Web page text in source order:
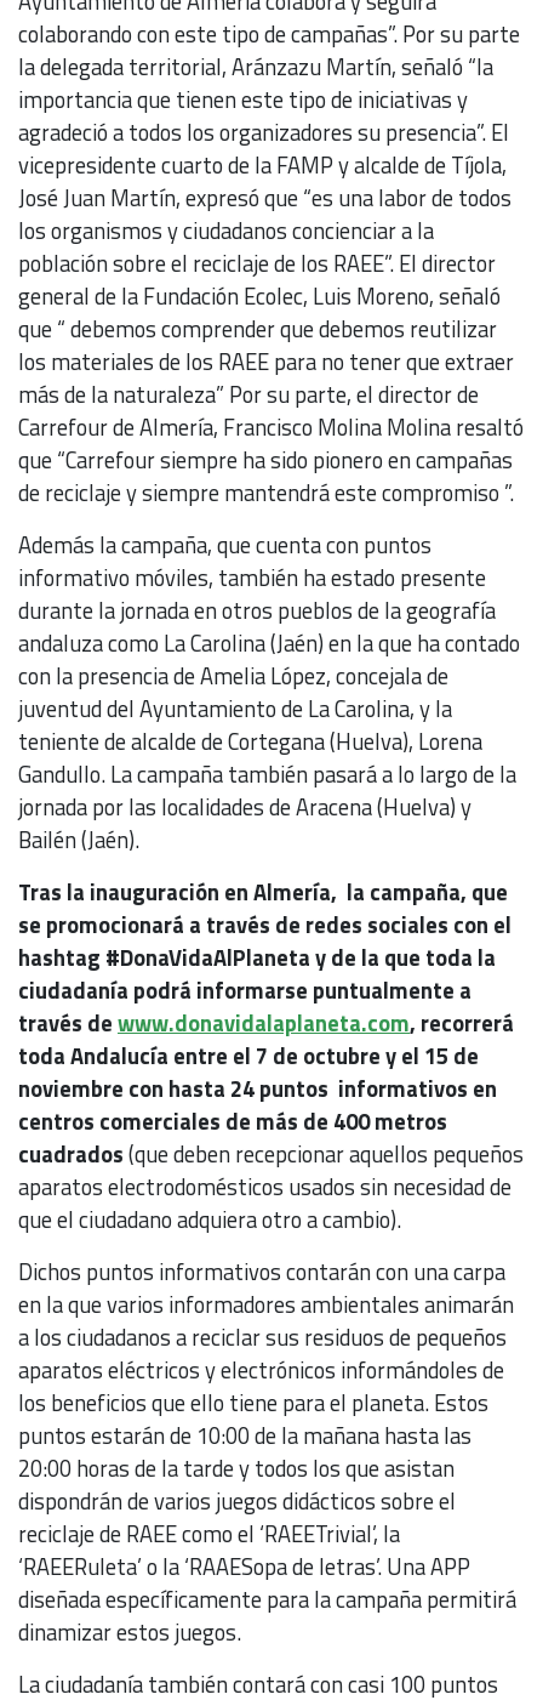
colaborando con este tipo de campañas”. Por su parte
la delegada territorial, Aránzazu Martín, señaló “la
importancia que tienen este tipo de iniciativas y
agradeció a todos los organizadores su presencia”. El
vicepresidente cuarto de la FAMP y alcalde de Tíjola,
José Juan Martín, expresó que “es una labor de todos
los organismos y ciudadanos concienciar a la
población sobre el reciclaje de los RAEE”. El director
general de la Fundación Ecolec, Luis Moreno, señaló
que “ debemos comprender que debemos reutilizar
los materiales de los RAEE para no tener que extraer
más de la naturaleza” Por su parte, el director de
Carrefour de Almería, Francisco Molina Molina resaltó
que “Carrefour siempre ha sido pionero en campañas
de reciclaje y siempre mantendrá este compromiso ”.
Además la campaña, que cuenta con puntos
informativo móviles, también ha estado presente
durante la jornada en otros pueblos de la geografía
andaluza como La Carolina (Jaén) en la que ha contado
con la presencia de Amelia López, concejala de
juventud del Ayuntamiento de La Carolina, y la
teniente de alcalde de Cortegana (Huelva), Lorena
Gandullo. La campaña también pasará a lo largo de la
jornada por las localidades de Aracena (Huelva) y
Bailén (Jaén).
Tras la inauguración en Almería, la campaña, que
se promocionará a través de redes sociales con el
hashtag #DonaVidaAlPlaneta y de la que toda la
ciudadanía podrá informarse puntualmente a
través dewww.donavidalaplaneta.com, recorrerá
toda Andalucía entre el 7 de octubre y el 15 de
noviembre con hasta 24 puntos informativos en
centros comerciales de más de 400 metros
cuadrados(que deben recepcionar aquellos pequeños
aparatos electrodomésticos usados sin necesidad de
que el ciudadano adquiera otro a cambio).
Dichos puntos informativos contarán con una carpa
en la que varios informadores ambientales animarán
a los ciudadanos a reciclar sus residuos de pequeños
aparatos eléctricos y electrónicos informándoles de
los beneficios que ello tiene para el planeta. Estos
puntos estarán de 10:00 de la mañana hasta las
20:00 horas de la tarde y todos los que asistan
dispondrán de varios juegos didácticos sobre el
reciclaje de RAEE como el ‘RAEETrivial’, la
‘RAEERuleta’ o la ‘RAAESopa de letras’. Una APP
diseñada específicamente para la campaña permitirá
dinamizar estos juegos.
La ciudadanía también contará con casi 100 puntos